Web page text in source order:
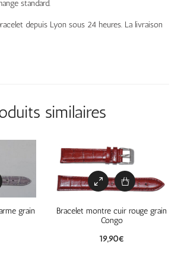
standard.
depuis Lyon sous 24 heures. La livraison
similaires
grain
Bracelet montre cuir rouge grain
Congo
19,90€